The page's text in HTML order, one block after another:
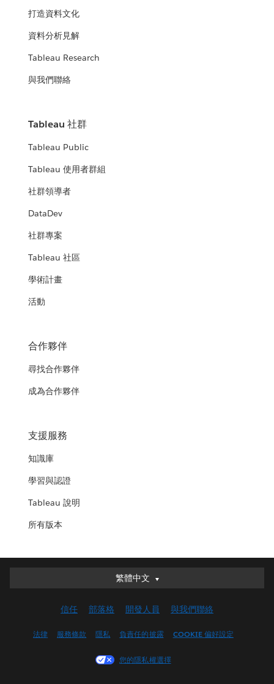
打造資料文化
資料分析見解
Tableau Research
與我們聯絡
Tableau 社群
Tableau Public
Tableau 使用者群組
社群領導者
DataDev
社群專案
Tableau 社區
學術計畫
活動
合作夥伴
尋找合作夥伴
成為合作夥伴
支援服務
知識庫
學習與認證
Tableau 說明
所有版本
繁體中文
繁體中文
English (UK)
Français (Canada)
信任 部落格 開發人員 與我們聯絡
法律 服務條款 隱私 負責任的披露 COOKIE 偏好設定
您的隱私權選擇